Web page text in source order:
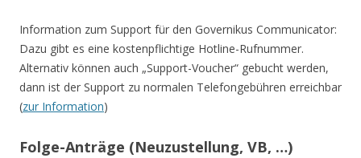
Information zum Support für den Governikus Communicator:
Dazu gibt es eine kostenpflichtige Hotline-Rufnummer.
Alternativ können auch „Support-Voucher“ gebucht werden,
dann ist der Support zu normalen Telefongebühren erreichbar
(zur Information)
Folge-Anträge (Neuzustellung, VB, …)